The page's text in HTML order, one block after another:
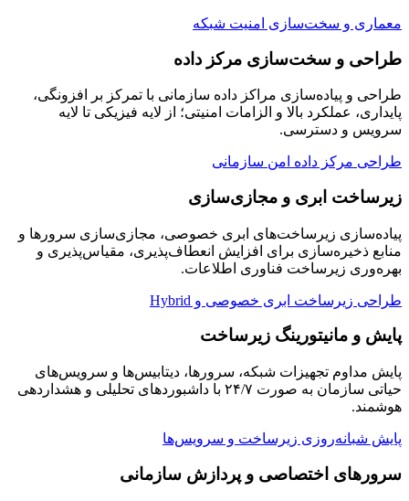
معماری و سخت‌سازی امنیت شبکه
طراحی و سخت‌سازی مرکز داده
طراحی و پیاده‌سازی مراکز داده سازمانی با تمرکز بر افزونگی،
پایداری، عملکرد بالا و الزامات امنیتی؛ از لایه فیزیکی تا لایه
سرویس و دسترسی.
طراحی مرکز داده امن سازمانی
زیرساخت ابری و مجازی‌سازی
پیاده‌سازی زیرساخت‌های ابری خصوصی، مجازی‌سازی سرورها و
منابع ذخیره‌سازی برای افزایش انعطاف‌پذیری، مقیاس‌پذیری و
بهره‌وری زیرساخت فناوری اطلاعات.
طراحی زیرساخت ابری خصوصی و Hybrid
پایش و مانیتورینگ زیرساخت
پایش مداوم تجهیزات شبکه، سرورها، دیتابیس‌ها و سرویس‌های
حیاتی سازمان به صورت ۲۴/۷ با داشبوردهای تحلیلی و هشداردهی
هوشمند.
پایش شبانه‌روزی زیرساخت و سرویس‌ها
سرورهای اختصاصی و پردازش سازمانی